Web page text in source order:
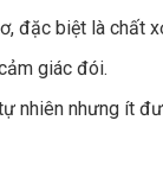
đặc biệt là chất
giác đói.
nhiên nhưng ít